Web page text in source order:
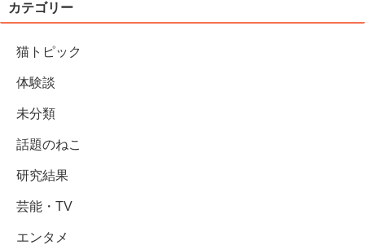
カテゴリー
猫トピック
体験談
未分類
話題のねこ
研究結果
芸能・TV
エンタメ